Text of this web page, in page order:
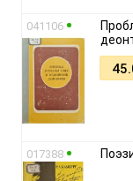
041106
017388